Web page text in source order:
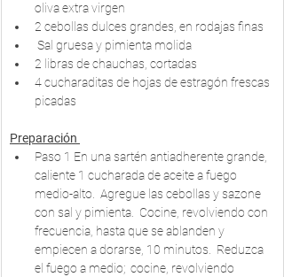
oliva extra virgen
2 cebollas dulces grandes, en rodajas finas
Sal gruesa y pimienta molida
2 libras de chauchas, cortadas
4 cucharaditas de hojas de estragón frescas
picadas
Preparación
Paso 1 En una sartén antiadherente grande,
caliente 1 cucharada de aceite a fuego
medio-alto.  Agregue las cebollas y sazone
con sal y pimienta.  Cocine, revolviendo con
frecuencia, hasta que se ablanden y
empiecen a dorarse, 10 minutos.  Reduzca
el fuego a medio;  cocine, revolviendo